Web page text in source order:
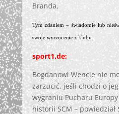
Branda.
Tym zdaniem – świadomie lub
swoje wyrzucenie z klubu.
sport1.de:
Bogdanowi Wencie nie
zarzucić, jeśli chodzi o
wygraniu Pucharu
historii SCM –